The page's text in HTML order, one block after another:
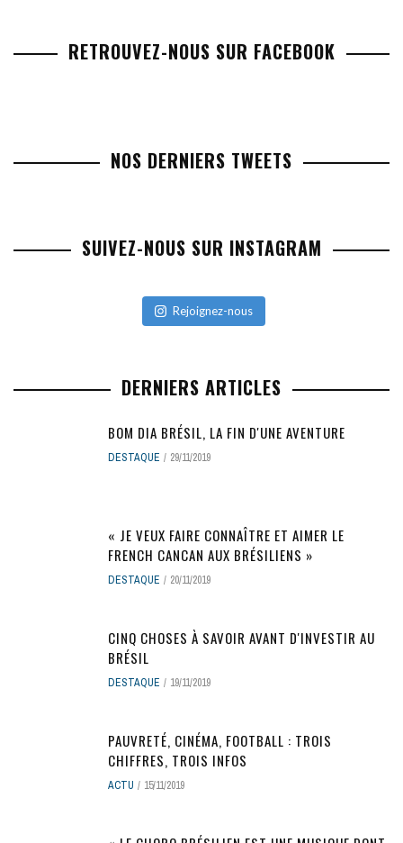
RETROUVEZ-NOUS SUR FACEBOOK
NOS DERNIERS TWEETS
SUIVEZ-NOUS SUR INSTAGRAM
Rejoignez-nous
DERNIERS ARTICLES
BOM DIA BRÉSIL, LA FIN D'UNE AVENTURE
DESTAQUE 29/11/2019
« JE VEUX FAIRE CONNAÎTRE ET AIMER LE
FRENCH CANCAN AUX BRÉSILIENS »
DESTAQUE 20/11/2019
CINQ CHOSES À SAVOIR AVANT D'INVESTIR AU
BRÉSIL
DESTAQUE 19/11/2019
PAUVRETÉ, CINÉMA, FOOTBALL : TROIS
CHIFFRES, TROIS INFOS
ACTU 15/11/2019